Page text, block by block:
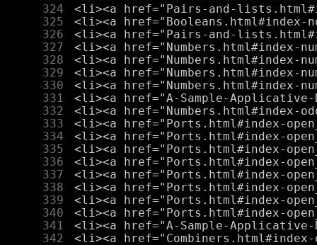
    324
    325
    326
    327
    328
    329
    330
    331
    332
    333
    334
    335
    336
    337
    338
    339
    340
    341
    342